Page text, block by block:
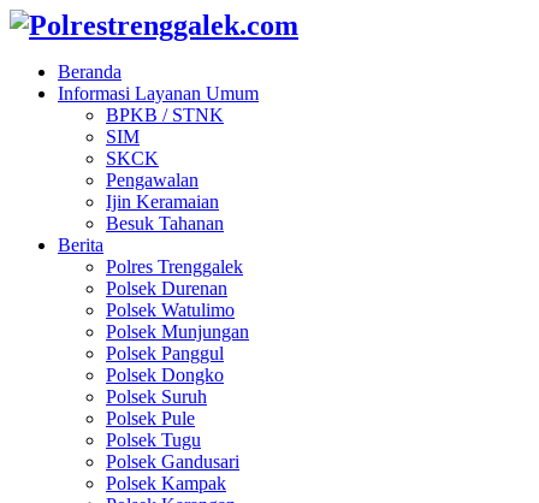
Beranda
Informasi Layanan Umum
BPKB / STNK
SIM
SKCK
Pengawalan
Ijin Keramaian
Besuk Tahanan
Berita
Polres Trenggalek
Polsek Durenan
Polsek Watulimo
Polsek Munjungan
Polsek Panggul
Polsek Dongko
Polsek Suruh
Polsek Pule
Polsek Tugu
Polsek Gandusari
Polsek Kampak